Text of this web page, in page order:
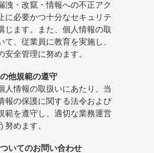
洩・改竄・情報への不正アク
に必要かつ十分なセキュリテ
じます。また、個人情報の取
て、従業員に教育を実施し、
安全管理に努めます。
他規範の遵守
人情報の取扱いにあたり、当
報の保護に関する法令および
範を遵守し、適切な業務運営
努めます。
いてのお問い合わせ